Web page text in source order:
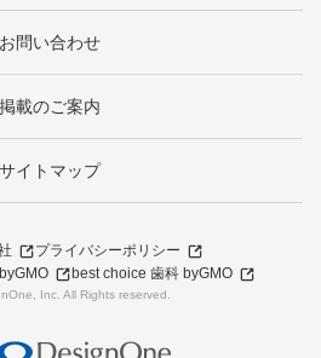
お問い合わせ
掲載のご案内
サイトマップ
プライバシーポリシー
best choice 歯科 byGMO
Inc. All Rights reserved.